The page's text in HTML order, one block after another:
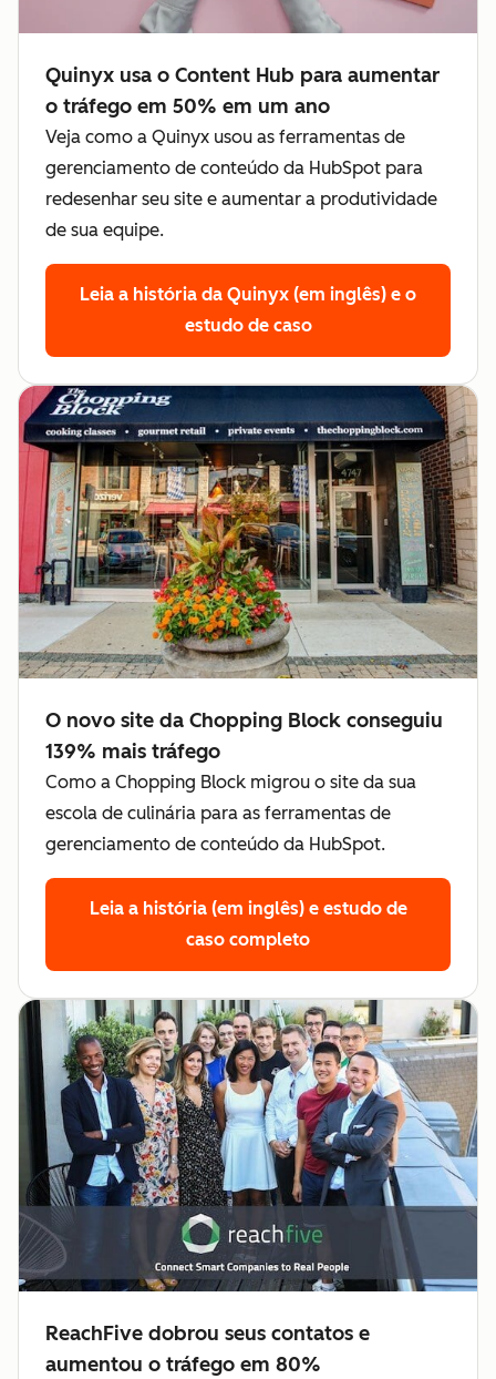
Quinyx usa o Content Hub para aumentar
o tráfego em 50% em um ano
Veja como a Quinyx usou as ferramentas de
gerenciamento de conteúdo da HubSpot para
redesenhar seu site e aumentar a produtividade
de sua equipe.
Leia a história da Quinyx (em inglês) e o
estudo de caso
O novo site da Chopping Block conseguiu
139% mais tráfego
Como a Chopping Block migrou o site da sua
escola de culinária para as ferramentas de
gerenciamento de conteúdo da HubSpot.
Leia a história (em inglês) e estudo de
caso completo
ReachFive dobrou seus contatos e
aumentou o tráfego em 80%